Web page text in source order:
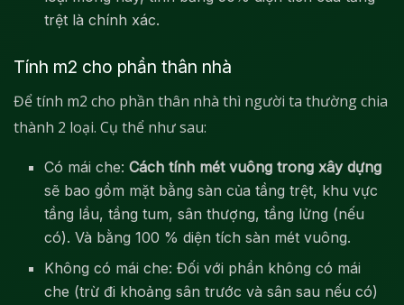
trệt là chính xác.
Tính m2 cho phần thân nhà
Để tính m2 cho phần thân nhà thì người ta thường chia
thành 2 loại. Cụ thể như sau:
Có mái che:Cách tính mét vuông trong xây dựng
sẽ bao gồm mặt bằng sàn của tầng trệt, khu vực
tầng lầu, tầng tum, sân thượng, tầng lửng (nếu
có). Và bằng 100 % diện tích sàn mét vuông.
Không có mái che: Đối với phần không có mái
che (trừ đi khoảng sân trước và sân sau nếu có)